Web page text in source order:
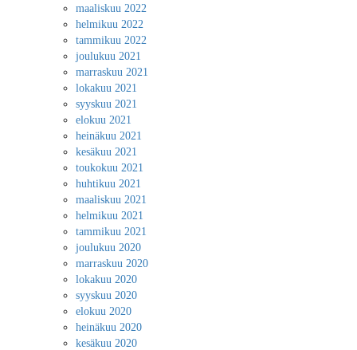
maaliskuu 2022
helmikuu 2022
tammikuu 2022
joulukuu 2021
marraskuu 2021
lokakuu 2021
syyskuu 2021
elokuu 2021
heinäkuu 2021
kesäkuu 2021
toukokuu 2021
huhtikuu 2021
maaliskuu 2021
helmikuu 2021
tammikuu 2021
joulukuu 2020
marraskuu 2020
lokakuu 2020
syyskuu 2020
elokuu 2020
heinäkuu 2020
kesäkuu 2020